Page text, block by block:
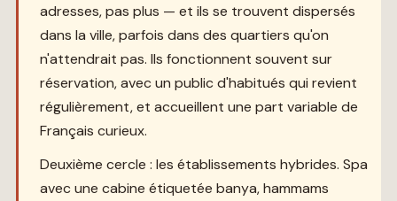
adresses, pas plus — et ils se trouvent dispersés
dans la ville, parfois dans des quartiers qu'on
n'attendrait pas. Ils fonctionnent souvent sur
réservation, avec un public d'habitués qui revient
régulièrement, et accueillent une part variable de
Français curieux.
Deuxième cercle : les établissements hybrides. Spa
avec une cabine étiquetée banya, hammams